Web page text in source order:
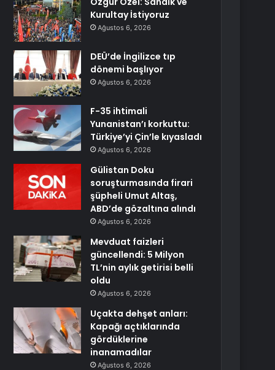
Kurultay İstiyoruz
Ağustos 6, 2026
DEÜ’de İngilizce tıp
dönemi başlıyor
Ağustos 6, 2026
F-35 ihtimali
Yunanistan’ı korkuttu:
Türkiye’yi Çin’le kıyasladı
Ağustos 6, 2026
Gülistan Doku
soruşturmasında firari
şüpheli Umut Altaş,
ABD’de gözaltına alındı
Ağustos 6, 2026
Mevduat faizleri
güncellendi: 5 Milyon
TL’nin aylık getirisi belli
oldu
Ağustos 6, 2026
Uçakta dehşet anları:
Kapağı açtıklarında
gördüklerine
inanamadılar
Ağustos 6, 2026